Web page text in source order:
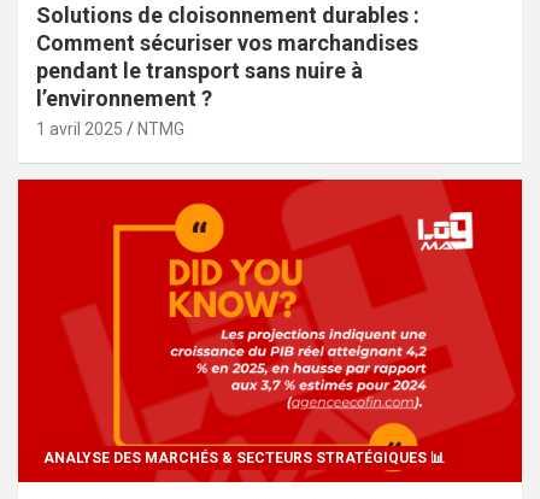
Solutions de cloisonnement durables :
Comment sécuriser vos marchandises
pendant le transport sans nuire à
l’environnement ?
1 avril 2025 NTMG
ANALYSE DES MARCHÉS & SECTEURS STRATÉGIQUES 📊